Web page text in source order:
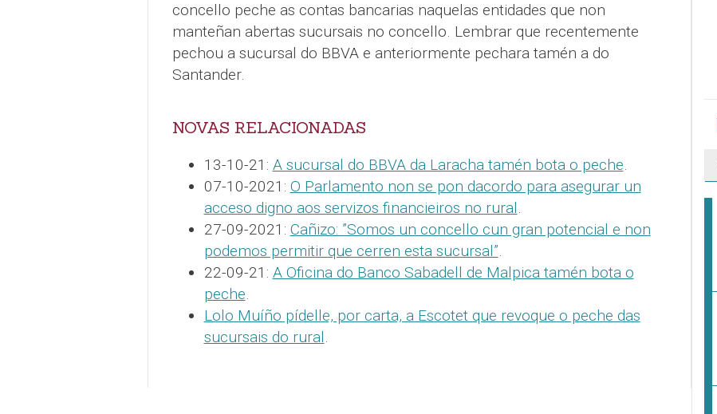
concello peche as contas bancarias naquelas entidades que non
manteñan abertas sucursais no concello. Lembrar que recentemente
pechou a sucursal do BBVA e anteriormente pechara tamén a do
Santander.
NOVAS RELACIONADAS
13-10-21: A sucursal do BBVA da Laracha tamén bota o peche.
07-10-2021: O Parlamento non se pon dacordo para asegurar un
acceso digno aos servizos financieiros no rural.
27-09-2021: Cañizo: ”Somos un concello cun gran potencial e non
podemos permitir que cerren esta sucursal”.
22-09-21: A Oficina do Banco Sabadell de Malpica tamén bota o
peche.
Lolo Muíño pídelle, por carta, a Escotet que revoque o peche das
sucursais do rural.